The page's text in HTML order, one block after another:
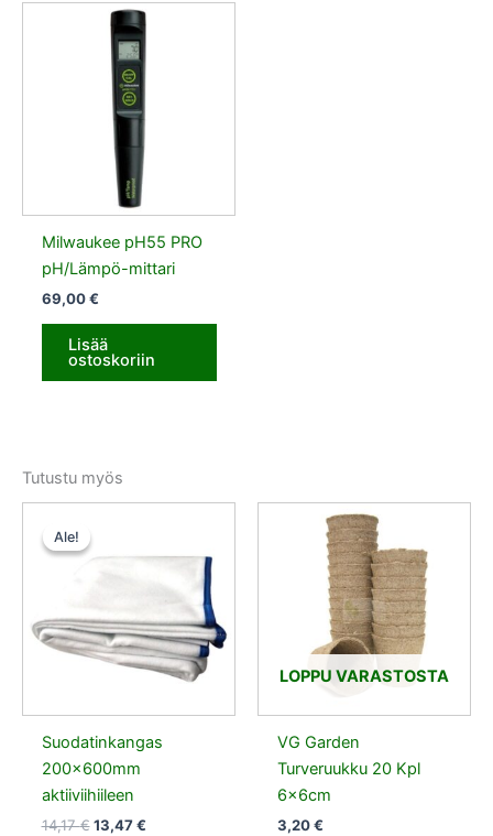
Milwaukee pH55 PRO
pH/Lämpö-mittari
69,00€
Lisää
ostoskoriin
Tutustu myös
Ale!
Ale!
Suodatinkangas
200x600mm
aktiiviihiileen
14,17€ 13,47€
13,47 €.
LOPPU VARASTOSTA
VG Garden
Turveruukku 20 Kpl
6x6cm
3,20€